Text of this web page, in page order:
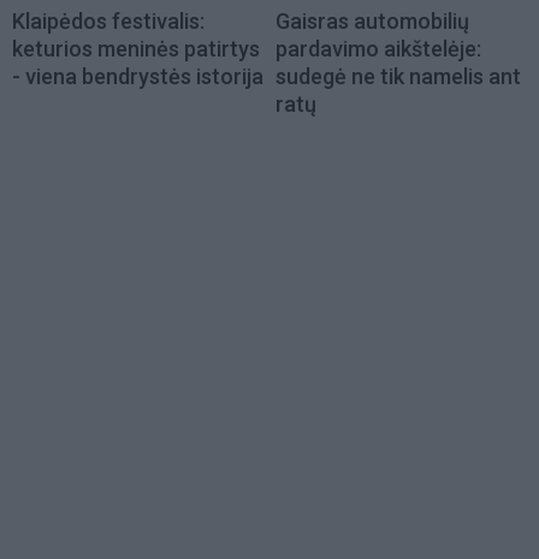
Klaipėdos festivalis:
keturios meninės patirtys
- viena bendrystės istorija
Gaisras automobilių
pardavimo aikštelėje:
sudegė ne tik namelis ant
ratų